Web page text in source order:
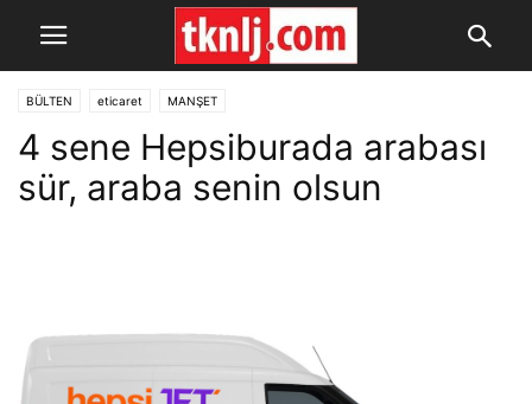
BÜLTEN eticaret MANŞET
4 sene Hepsiburada arabası
sür, araba senin olsun